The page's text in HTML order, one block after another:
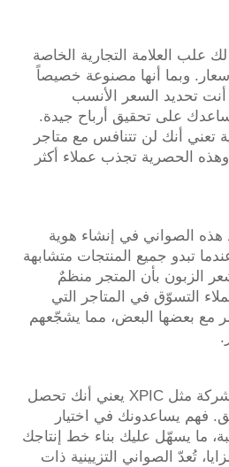
علب العلامة التجارية الخاصة
وبما أنها مصنوعة خصيصاً
أنت تحديد السعر الأنسب
على تحقيق أرباح جيدة.
تعني أنك لن تتنافس مع متاجر
الحصرية تجذب عملاء أكثر
هذه الصواني في إنشاء هوية
تبدو جميع المنتجات متشابهة
الزبون بأن المتجر منظمٌ
التسوّق في المتاجر التي
مع بعضها البعض، مما يشجّعهم
وأخيرًا، فإن التعامل مع شركة مثل XPIC يعني أنك تحصل
فهم يساعدونك في اختيار
ما يسهّل عليك بناء خط إنتاجك
تُعدّ الصواني التزيينية ذات